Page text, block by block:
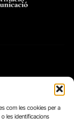
com les cookies per a
les identificacions